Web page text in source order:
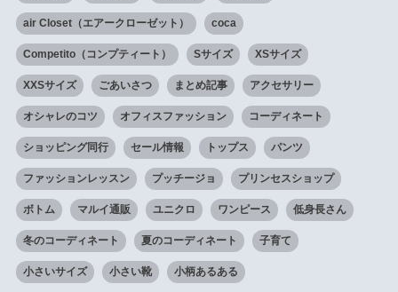
air Closet（エアークローゼット） coca
Competito（コンプティート） Sサイズ XSサイズ
XXSサイズ ごあいさつ まとめ記事 アクセサリー
オシャレのコツ オフィスファッション コーディネート
ショッピング同行 セール情報 トップス パンツ
ファッションレッスン プッチージョ プリンセスショップ
ボトム マルイ通販 ユニクロ ワンピース 低身長さん
冬のコーディネート 夏のコーディネート 子育て
小さいサイズ 小さい靴 小柄あるある